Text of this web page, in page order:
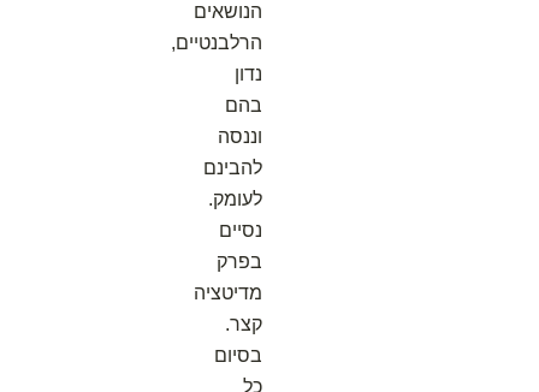
הנושאים
הרלבנטיים,
נדון
בהם
וננסה
להבינם
לעומק.
נסיים
בפרק
מדיטציה
קצר.
בסיום
כל